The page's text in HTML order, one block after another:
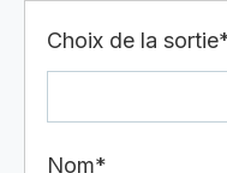
Choix de la
Nom*